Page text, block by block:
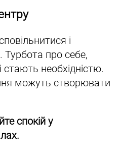
і
Турбота про себе,
стають необхідністю.
можуть створювати
спокій у